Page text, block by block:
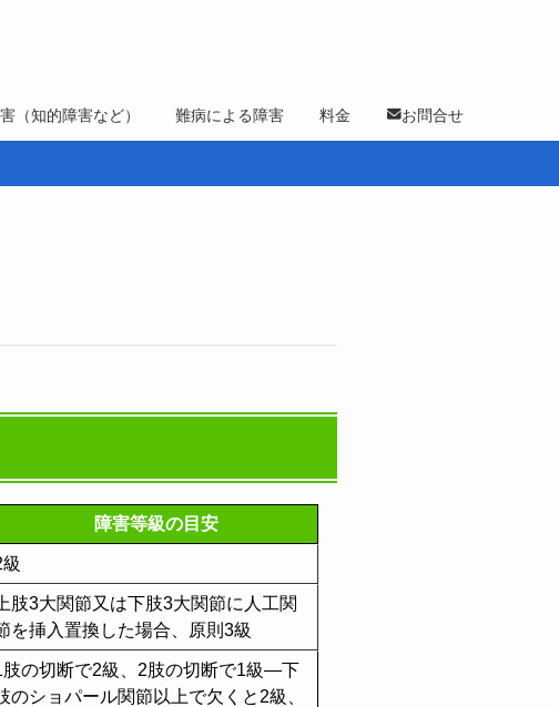
（知的障害など） 難病による障害 料金 お問合せ
障害等級の目安
級
上肢3大関節又は下肢3大関節に人工関
を挿入置換した場合、原則3級
肢の切断で2級、2肢の切断で1級―下
のショパール関節以上で欠くと2級、